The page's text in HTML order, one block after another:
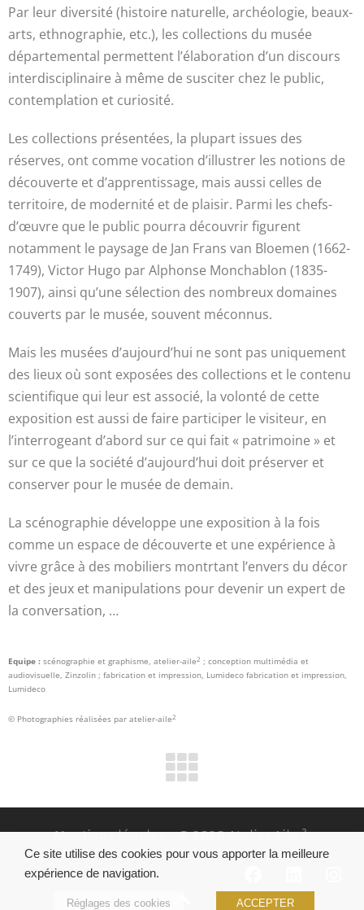
Par leur diversité (histoire naturelle, archéologie, beaux-
arts, ethnographie, etc.), les collections du musée
départemental permettent l’élaboration d’un discours
interdisciplinaire à même de susciter chez le public,
contemplation et curiosité.
Les collections présentées, la plupart issues des
réserves, ont comme vocation d’illustrer les notions de
découverte et d’apprentissage, mais aussi celles de
territoire, de modernité et de plaisir. Parmi les chefs-
d’œuvre que le public pourra découvrir figurent
notamment le paysage de Jan Frans van Bloemen (1662-
1749), Victor Hugo par Alphonse Monchablon (1835-
1907), ainsi qu’une sélection des nombreux domaines
couverts par le musée, souvent méconnus.
Mais les musées d’aujourd’hui ne sont pas uniquement
des lieux où sont exposées des collections et le contenu
scientifique qui leur est associé, la volonté de cette
exposition est aussi de faire participer le visiteur, en
l’interrogeant d’abord sur ce qui fait « patrimoine » et
sur ce que la société d’aujourd’hui doit préserver et
conserver pour le musée de demain.
La scénographie développe une exposition à la fois
comme un espace de découverte et une expérience à
vivre grâce à des mobiliers montrtant l’envers du décor
et des jeux et manipulations pour devenir un expert de
la conversation, …
Equipe : scénographie et graphisme, atelier-aile 2 ; conception multimédia et
audiovisuelle, Zinzolin ; fabrication et impression, Lumideco fabrication et impression,
Lumideco
© Photographies réalisées par atelier-aile 2
Mentions légales- © 2020 Atelier Aile ².
RéalisationDN Consultants
Ce site utilise des cookies pour vous apporter la meilleure
expérience de navigation.
Réglages des cookies ACCEPTER